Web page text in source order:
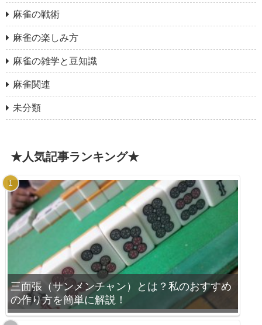
麻雀の戦術
麻雀の楽しみ方
麻雀の雑学と豆知識
麻雀関連
未分類
★人気記事ランキング★
三面張（サンメンチャン）とは？私のおすすめ
の作り方を簡単に解説！